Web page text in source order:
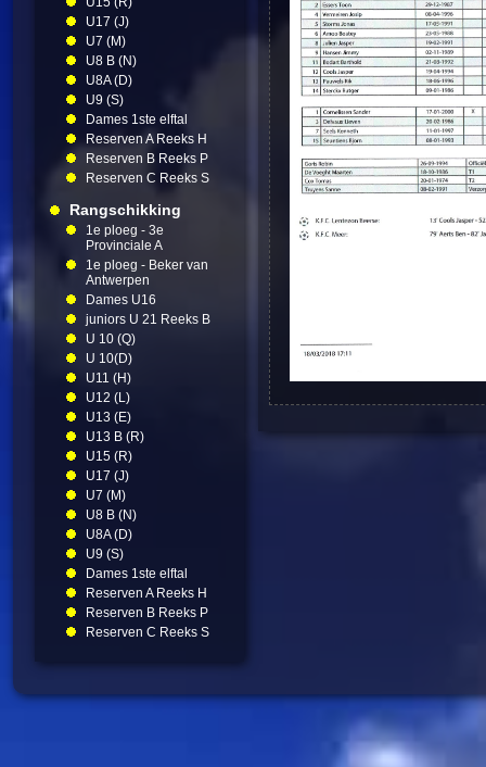
U17 (J)
U7 (M)
U8 B (N)
U8A (D)
U9 (S)
Dames 1ste elftal
Reserven A Reeks H
Reserven B Reeks P
Reserven C Reeks S
Rangschikking
1e ploeg - 3e
Provinciale A
1e ploeg - Beker van
Antwerpen
Dames U16
juniors U 21 Reeks B
U 10 (Q)
U 10(D)
U11 (H)
U12 (L)
U13 (E)
U13 B (R)
U15 (R)
U17 (J)
U7 (M)
U8 B (N)
U8A (D)
U9 (S)
Dames 1ste elftal
Reserven A Reeks H
Reserven B Reeks P
Reserven C Reeks S